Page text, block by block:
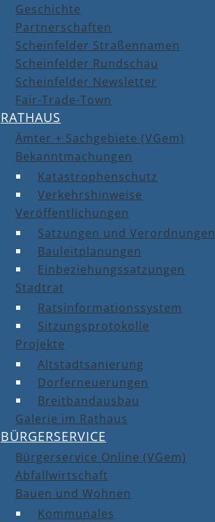
Geschichte
Partnerschaften
Scheinfelder Straßennamen
Scheinfelder Rundschau
Scheinfelder Newsletter
Fair-Trade-Town
RATHAUS
Ämter + Sachgebiete (VGem)
Bekanntmachungen
Katastrophenschutz
Verkehrshinweise
Veröffentlichungen
Satzungen und Verordnungen
Bauleitplanungen
Einbeziehungssatzungen
Stadtrat
Ratsinformationssystem
Sitzungsprotokolle
Projekte
Altstadtsanierung
Dorferneuerungen
Breitbandausbau
Galerie im Rathaus
BÜRGERSERVICE
Bürgerservice Online (VGem)
Abfallwirtschaft
Bauen und Wohnen
Kommunales